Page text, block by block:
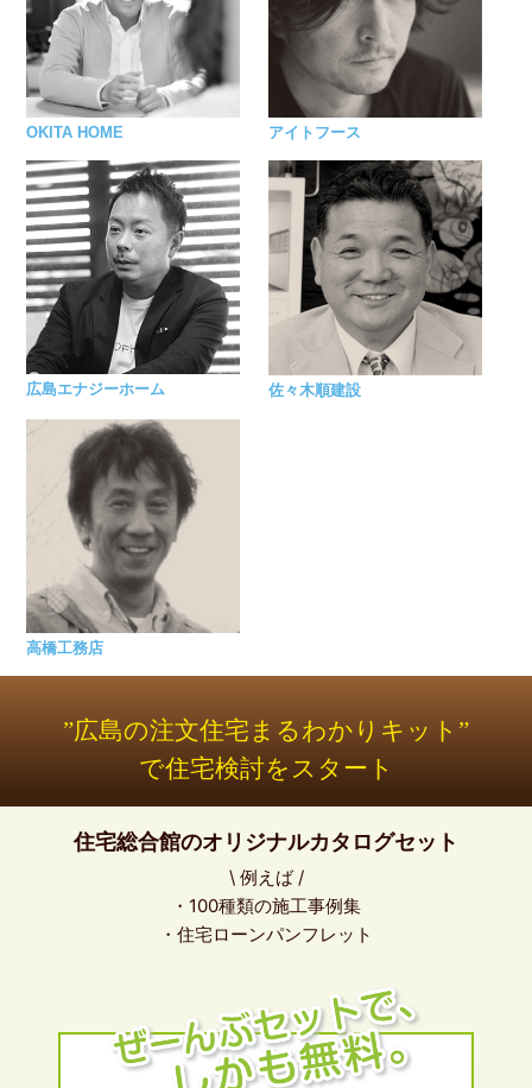
OKITA HOME アイトフース
広島エナジーホーム 佐々木順建設
高橋工務店
”広島の注文住宅まるわかりキット”
で住宅検討をスタート
住宅総合館のオリジナルカタログセット
\ 例えば /
・100種類の施工事例集
・住宅ローンパンフレット